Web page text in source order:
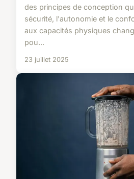
des principes de conception
sécurité, l'autonomie et le
aux capacités physiques
pou...
23 juillet 2025